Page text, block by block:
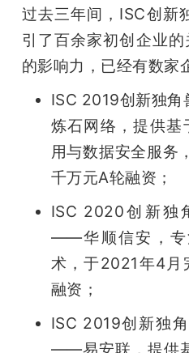
过去三年间，ISC创新
引了百余家初创企业
的影响力，已经有数家
ISC 2019创新独
炼石网络，提供基
用与数据安全服务
千万元A轮融资；
ISC 2020创新独
——华顺信安，专
术，于2021年4月
融资；
ISC 2019创新独
——易安联，提供